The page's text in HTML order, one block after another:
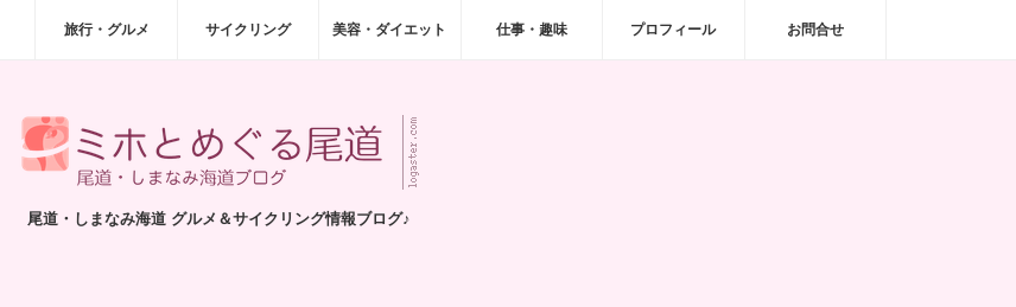
旅行・グルメ サイクリング 美容・ダイエット 仕事・趣味 プロフィール お問合せ
尾道・しまなみ海道 グルメ＆サイクリング情報ブログ♪